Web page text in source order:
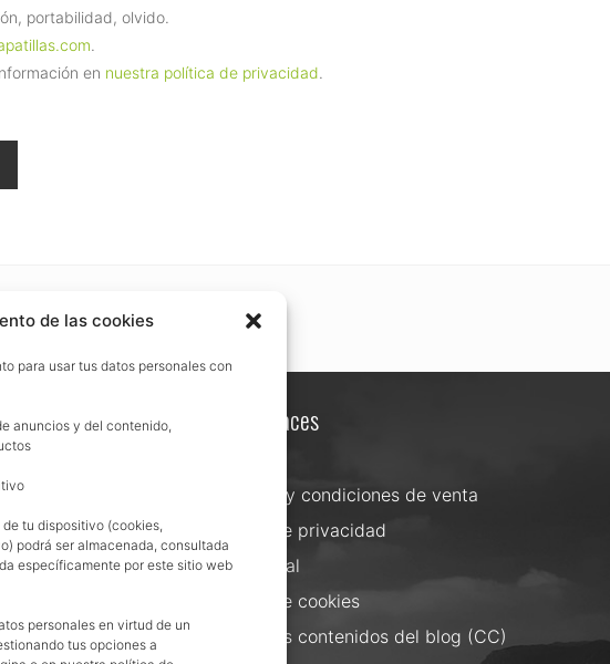
de las cookies
para usar tus datos personales con
anuncios y del contenido,
tu dispositivo (cookies,
podrá ser almacenada, consultada
específicamente por este sitio web
personales en virtud de un
tus opciones a
portabilidad, olvido.
.
en nuestra política de privacidad.
Otros enlaces
Términos y condiciones de venta
Política de privacidad
Aviso Legal
Política de cookies
Uso de los contenidos del blog (CC)